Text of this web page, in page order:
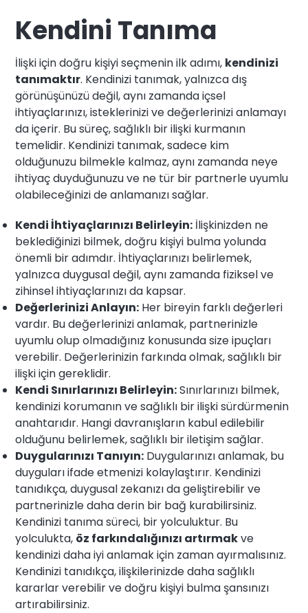
Kendini Tanıma
İlişki için doğru kişiyi seçmenin ilk adımı, kendinizi
tanımaktır. Kendinizi tanımak, yalnızca dış
görünüşünüzü değil, aynı zamanda içsel
ihtiyaçlarınızı, isteklerinizi ve değerlerinizi anlamayı
da içerir. Bu süreç, sağlıklı bir ilişki kurmanın
temelidir. Kendinizi tanımak, sadece kim
olduğunuzu bilmekle kalmaz, aynı zamanda neye
ihtiyaç duyduğunuzu ve ne tür bir partnerle uyumlu
olabileceğinizi de anlamanızı sağlar.
Kendi İhtiyaçlarınızı Belirleyin: İlişkinizden ne
beklediğinizi bilmek, doğru kişiyi bulma yolunda
önemli bir adımdır. İhtiyaçlarınızı belirlemek,
yalnızca duygusal değil, aynı zamanda fiziksel ve
zihinsel ihtiyaçlarınızı da kapsar.
Değerlerinizi Anlayın: Her bireyin farklı değerleri
vardır. Bu değerlerinizi anlamak, partnerinizle
uyumlu olup olmadığınız konusunda size ipuçları
verebilir. Değerlerinizin farkında olmak, sağlıklı bir
ilişki için gereklidir.
Kendi Sınırlarınızı Belirleyin:Sınırlarınızı bilmek,
kendinizi korumanın ve sağlıklı bir ilişki sürdürmenin
anahtarıdır. Hangi davranışların kabul edilebilir
olduğunu belirlemek, sağlıklı bir iletişim sağlar.
Duygularınızı Tanıyın: Duygularınızı anlamak, bu
duyguları ifade etmenizi kolaylaştırır. Kendinizi
tanıdıkça, duygusal zekanızı da geliştirebilir ve
partnerinizle daha derin bir bağ kurabilirsiniz.
Kendinizi tanıma süreci, bir yolculuktur. Bu
yolculukta, öz farkındalığınızı artırmakve
kendinizi daha iyi anlamak için zaman ayırmalısınız.
Kendinizi tanıdıkça, ilişkilerinizde daha sağlıklı
kararlar verebilir ve doğru kişiyi bulma şansınızı
artırabilirsiniz.